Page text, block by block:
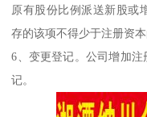
原有股份比例派送新股或
存的该项不得少于注册资本
6、变更登记。公司增加
记。